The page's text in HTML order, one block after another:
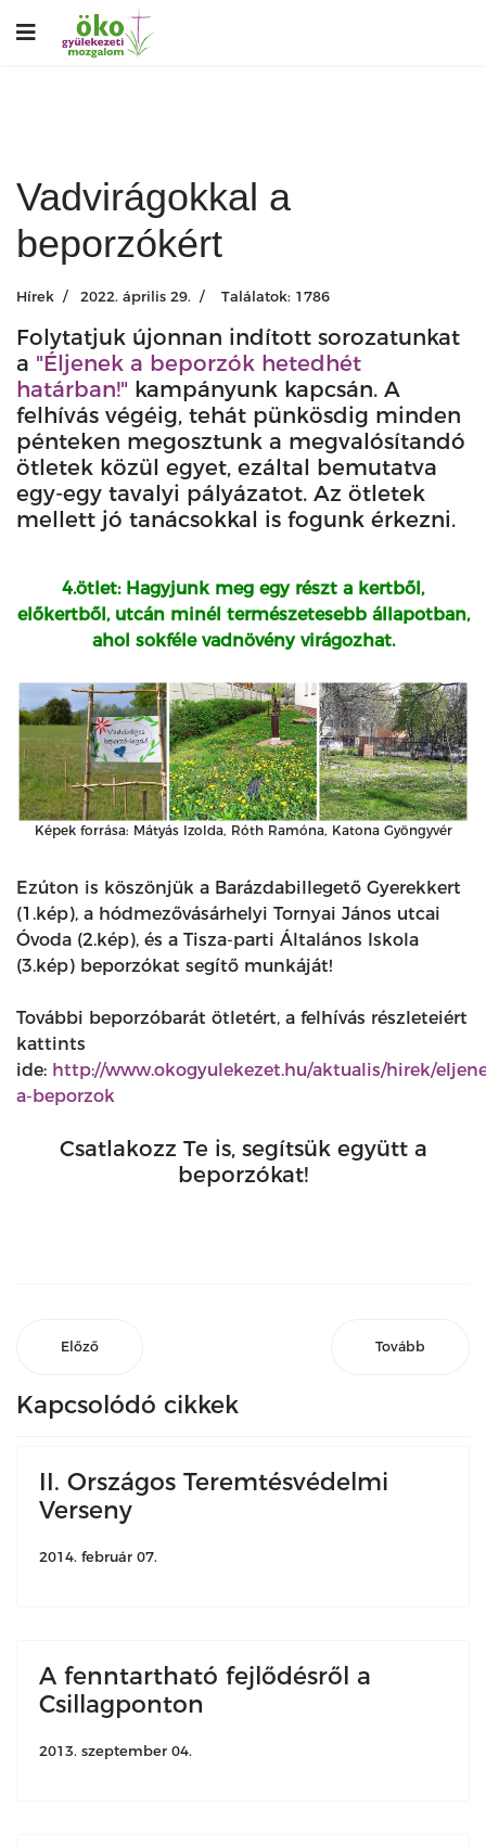
Vadvirágokkal a
beporzókért
Hírek 2022. április 29. Találatok: 1786
Folytatjuk újonnan indított sorozatunkat
a "Éljenek a beporzók hetedhét
határban!" kampányunk kapcsán. A
felhívás végéig, tehát pünkösdig minden
pénteken megosztunk a megvalósítandó
ötletek közül egyet, ezáltal bemutatva
egy-egy tavalyi pályázatot. Az ötletek
mellett jó tanácsokkal is fogunk érkezni.
4.ötlet: Hagyjunk meg egy részt a kertből,
előkertből, utcán minél természetesebb állapotban,
ahol sokféle vadnövény virágozhat.
Képek forrása: Mátyás Izolda, Róth Ramóna, Katona Gyöngyvér
Ezúton is köszönjük a Barázdabillegető Gyerekkert
(1.kép), a hódmezővásárhelyi Tornyai János utcai
Óvoda (2.kép), és a Tisza-parti Általános Iskola
(3.kép) beporzókat segítő munkáját!
További beporzóbarát ötletért, a felhívás részleteiért
kattints
ide: http://www.okogyulekezet.hu/aktualis/hirek/
a-beporzok
Csatlakozz Te is, segítsük együtt a
beporzókat!
Előző Tovább
Kapcsolódó cikkek
II. Országos Teremtésvédelmi
Verseny
2014. február 07.
A fenntartható fejlődésről a
Csillagponton
2013. szeptember 04.